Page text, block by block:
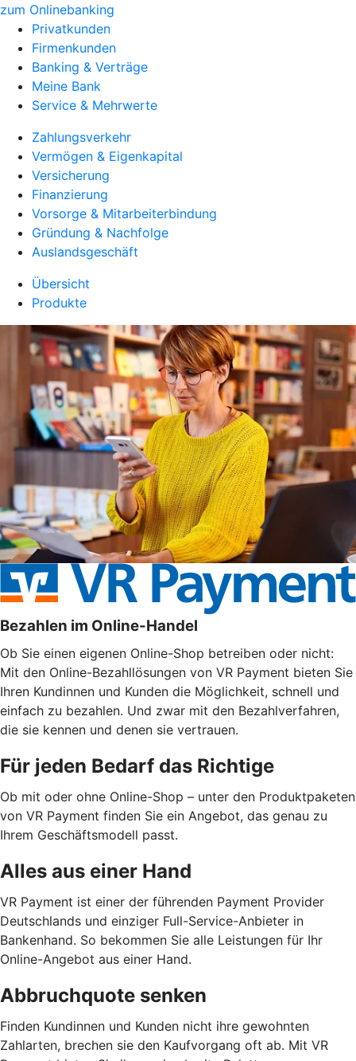
zum Onlinebanking
Privatkunden
Firmenkunden
Banking & Verträge
Meine Bank
Service & Mehrwerte
Zahlungsverkehr
Vermögen & Eigenkapital
Versicherung
Finanzierung
Vorsorge & Mitarbeiterbindung
Gründung & Nachfolge
Auslandsgeschäft
Übersicht
Produkte
Bezahlen im Online-Handel
Ob Sie einen eigenen Online-Shop betreiben oder nicht:
Mit den Online-Bezahllösungen von VR Payment bieten Sie
Ihren Kundinnen und Kunden die Möglichkeit, schnell und
einfach zu bezahlen. Und zwar mit den Bezahlverfahren,
die sie kennen und denen sie vertrauen.
Für jeden Bedarf das Richtige
Ob mit oder ohne Online-Shop – unter den Produktpaketen
von VR Payment finden Sie ein Angebot, das genau zu
Ihrem Geschäftsmodell passt.
Alles aus einer Hand
VR Payment ist einer der führenden Payment Provider
Deutschlands und einziger Full-Service-Anbieter in
Bankenhand. So bekommen Sie alle Leistungen für Ihr
Online-Angebot aus einer Hand.
Abbruchquote senken
Finden Kundinnen und Kunden nicht ihre gewohnten
Zahlarten, brechen sie den Kaufvorgang oft ab. Mit VR